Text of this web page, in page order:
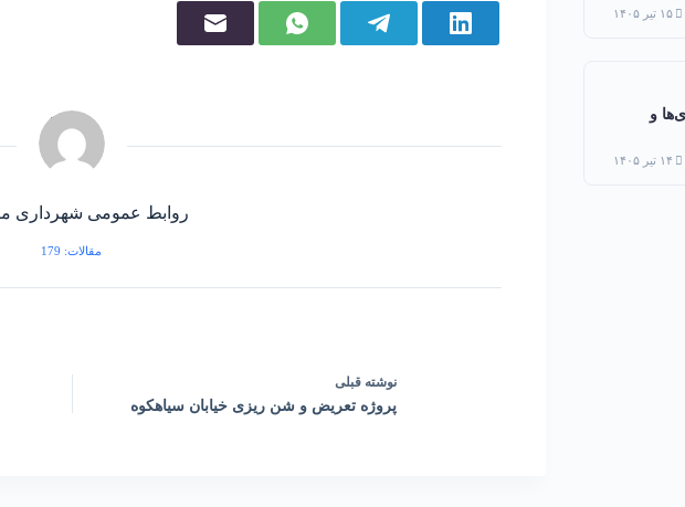
روابط عمومی شهرداری
مقالات: 179
نوشته قبلی
پروژه تعریض و شن ریزی خیابان سیاهکوه
۱۵ تیر ۱۴۰۵
و
۱۴ تیر ۱۴۰۵